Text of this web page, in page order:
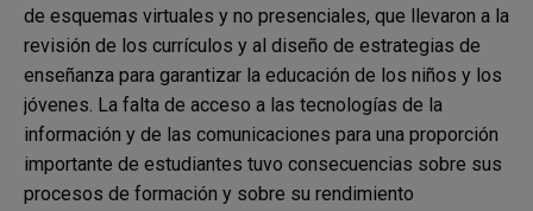
de esquemas virtuales y no presenciales, que llevaron a la
revisión de los currículos y al diseño de estrategias de
enseñanza para garantizar la educación de los niños y los
jóvenes. La falta de acceso a las tecnologías de la
información y de las comunicaciones para una proporción
importante de estudiantes tuvo consecuencias sobre sus
procesos de formación y sobre su rendimiento